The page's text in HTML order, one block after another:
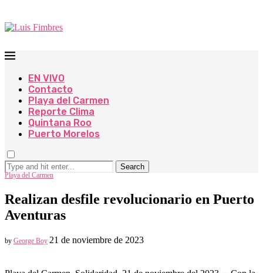
EN VIVO
Contacto
Playa del Carmen
Reporte Clima
Quintana Roo
Puerto Morelos
Search
Playa del Carmen
Realizan desfile revolucionario en Puerto
Aventuras
by George Boy 21 de noviembre de 2023